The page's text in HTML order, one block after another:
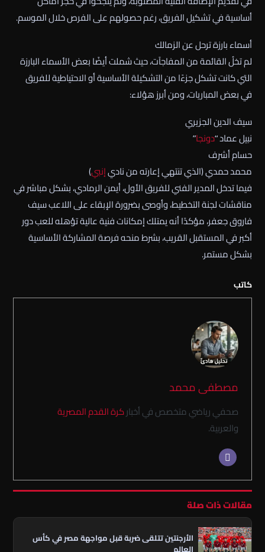
أساسية في تشكيل الفريق، رغم حصولهم على الفرص خلال الموسم.
أسماء بارزة ترحل عن الزمالك
لم تخلُ القائمة من المفاجآت، حيث شملت أيضًا بعض الأسماء البارزة
التي كانت تشكل جزءًا من التشكيلة الأساسية أو الاحتياطية للفريق
في بعض المباريات، ومن أبرز هؤلاء:
سيف الدين الجزيري
نبيل عماد “دونجا”
حسام أشرف
محمد حمدي (الذي تنتهي إعارته من ناديإنبي)
فيما تدخل المدير الفني للفريق الأول، أيمن الرمادي، بشكل مباشر في
مناقشات لجنة التخطيط، وأوصى بضرورة الإبقاء على اللاعب سيف
فاروق جعفر، مؤكدًا أنه يمتلك إمكانات فنية عالية تؤهله للعب دور
أكبر في المستقبل القريب، بشرط منحه فرصة المشاركة الأساسية
بشكل مستمر.
كاتب
مصطفى محمد
صحفي رياضي متخصص في أخباركرة القدم المصرية
والعربية.
مقالات ذات صلة
الأرجنتين تتلقى ضربة قبل مواجهة مصر في كأس
العالم